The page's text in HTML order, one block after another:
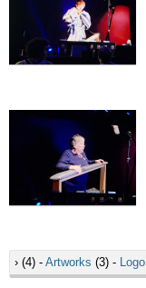
› (4) - Artworks (3) - Logo